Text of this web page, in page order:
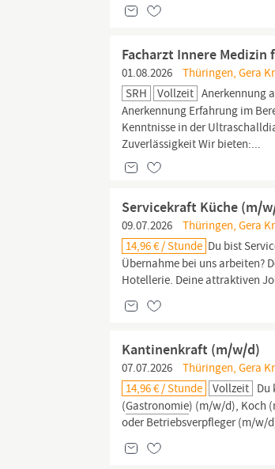
Facharzt Innere
01.08.2026
Thüringen, Gera
SRH
Vollzeit Anerkennung
Anerkennung Erfahrung im
Kenntnisse in der
Zuverlässigkeit Wir bieten:...
Servicekraft Küche (m/
09.07.2026
Thüringen, Gera
14,96 € / Stunde Du bist
Übernahme bei uns arbeiten?
Hotellerie. Deine attraktiven
Kantinenkraft (m/w/d)
07.07.2026
Thüringen, Gera
14,96 € / Stunde
Vollzeit Du
(Gastronomie) (m/w/d), Koch
oder Betriebsverpfleger (m/w/